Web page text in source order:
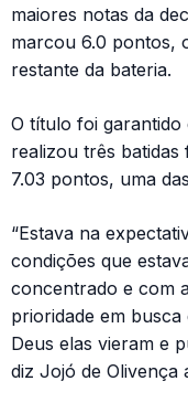
maiores notas da
marcou 6.0 pontos,
restante da bateria.
O título foi garantido
realizou três batidas
7.03 pontos, uma
“Estava na
condições que
concentrado e com
prioridade em
Deus elas vieram e
diz Jojó de Olivença